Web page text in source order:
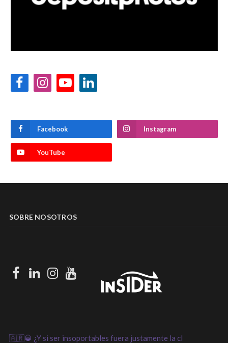
FacebookInstagramYouTubeLinkedIn
Facebook Instagram
YouTube
SOBRE NOSOTROS
Facebook
LinkedIn
Instagram
Youtube
🇦🇷🥃 ¿Y si ser insoportables fuera justamente la cl